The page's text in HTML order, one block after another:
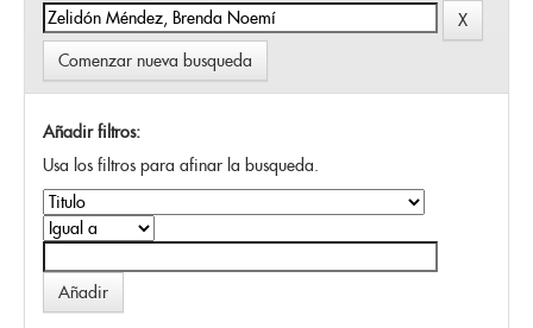
Comenzar nueva busqueda
Añadir filtros:
Usa los filtros para afinar la busqueda.